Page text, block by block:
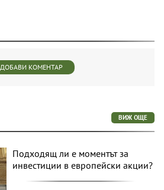
ДОБАВИ КОМЕНТАР
ВИЖ ОЩЕ
Подходящ ли е моментът за
инвестиции в европейски акции?